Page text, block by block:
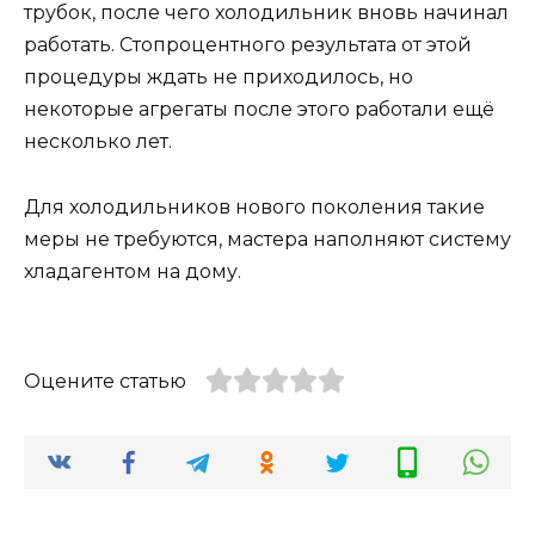
трубок, после чего холодильник вновь начинал
работать. Стопроцентного результата от этой
процедуры ждать не приходилось, но
некоторые агрегаты после этого работали ещё
несколько лет.
Для холодильников нового поколения такие
меры не требуются, мастера наполняют систему
хладагентом на дому.
Оцените статью